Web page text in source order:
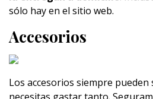
sólo hay en el sitio web.
Accesorios
Los accesorios siempre pueden